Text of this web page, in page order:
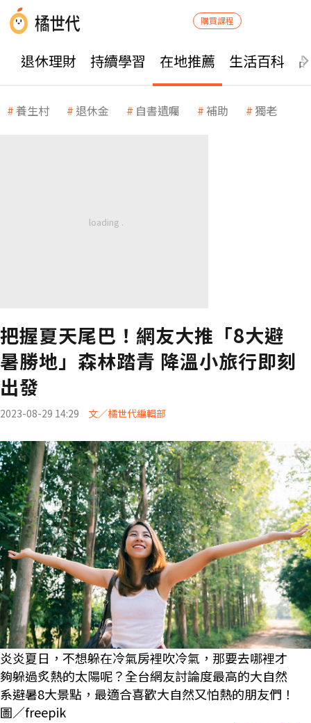
購買課程
退休理財 持續學習 在地推薦 生活百科
養生村 退休金 自書遺囑 補助 獨老
把握夏天尾巴！網友大推「8大避
暑勝地」森林踏青 降溫小旅行即刻
出發
2023-08-29 14:29 文／橘世代編輯部
炎炎夏日，不想躲在冷氣房裡吹冷氣，那要去哪裡才
夠躲過炙熱的太陽呢？全台網友討論度最高的大自然
系避暑8大景點，最適合喜歡大自然又怕熱的朋友們！
圖／freepik